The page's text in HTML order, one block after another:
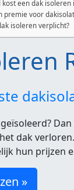
kost een dak isoleren
premie voor
isoleren verplicht?
dak
hun prijzen
»